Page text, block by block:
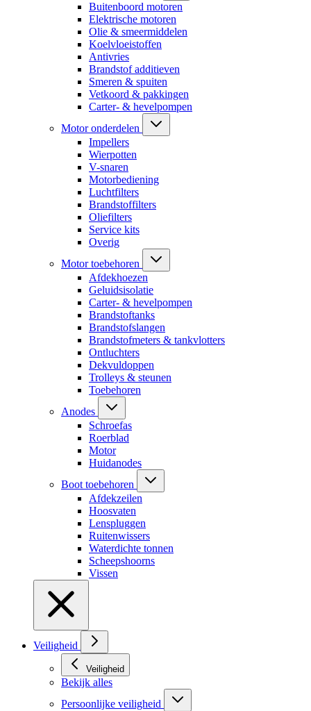
Buitenboord motoren
Elektrische motoren
Olie & smeermiddelen
Koelvloeistoffen
Antivries
Brandstof additieven
Smeren & spuiten
Vetkoord & pakkingen
Carter- & hevelpompen
Motor onderdelen
Impellers
Wierpotten
V-snaren
Motorbediening
Luchtfilters
Brandstoffilters
Oliefilters
Service kits
Overig
Motor toebehoren
Afdekhoezen
Geluidsisolatie
Carter- & hevelpompen
Brandstoftanks
Brandstofslangen
Brandstofmeters & tankvlotters
Ontluchters
Dekvuldoppen
Trolleys & steunen
Toebehoren
Anodes
Schroefas
Roerblad
Motor
Huidanodes
Boot toebehoren
Afdekzeilen
Hoosvaten
Lenspluggen
Ruitenwissers
Waterdichte tonnen
Scheepshoorns
Vissen
Veiligheid
Veiligheid
Bekijk alles
Persoonlijke veiligheid